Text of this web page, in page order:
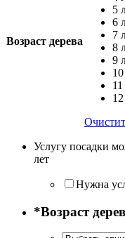
Возраст дерева
5
6
7
8
9
Услугу посадки
лет
Нужна
*Возраст